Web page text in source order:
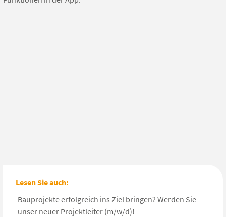
Lesen Sie auch:
Bauprojekte erfolgreich ins Ziel bringen? Werden Sie
unser neuer Projektleiter (m/w/d)!